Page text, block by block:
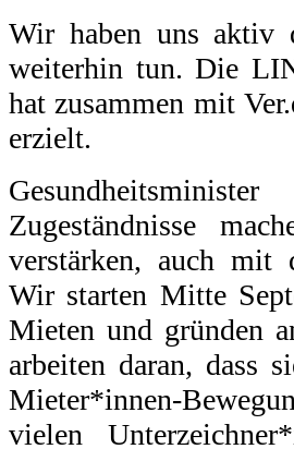
Wir haben uns aktiv
weiterhin tun. Die
hat zusammen mit
erzielt.
Zugeständnisse
verstärken, auch mit
Wir starten Mitte
Mieten und gründen
arbeiten daran, dass
Mieter*innen-
vielen